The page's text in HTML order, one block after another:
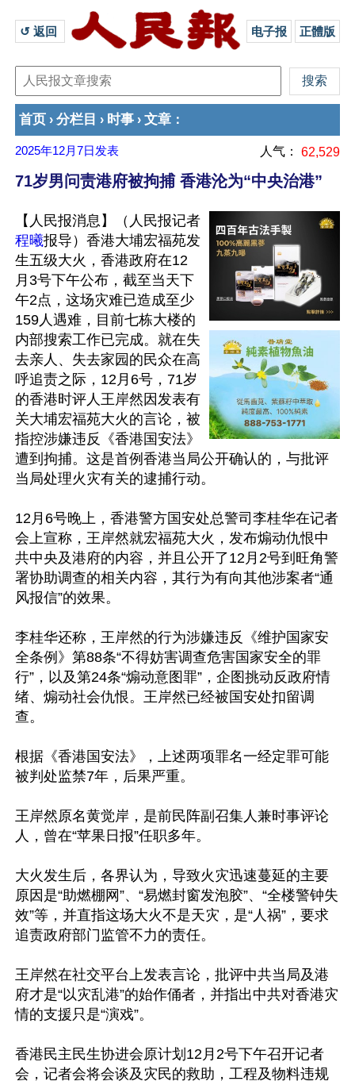
↺ 返回 电子报 正體版
首页 › 分栏目 › 时事 › 文章 ：
2025年12月7日 发表 人气： 62,529
71岁男问责港府被拘捕 香港沦为“中央治港”
【人民报消息】（人民报记者
程曦报导）香港大埔宏福苑发
生五级大火，香港政府在12
月3号下午公布，截至当天下
午2点，这场灾难已造成至少
159人遇难，目前七栋大楼的
内部搜索工作已完成。就在失
去亲人、失去家园的民众在高
呼追责之际，12月6号，71岁
的香港时评人王岸然因发表有
关大埔宏福苑大火的言论，被
指控涉嫌违反《香港国安法》
遭到拘捕。这是首例香港当局公开确认的，与批评
当局处理火灾有关的逮捕行动。
12月6号晚上，香港警方国安处总警司李桂华在记者
会上宣称，王岸然就宏福苑大火，发布煽动仇恨中
共中央及港府的内容，并且公开了12月2号到旺角警
署协助调查的相关内容，其行为有向其他涉案者“通
风报信”的效果。
李桂华还称，王岸然的行为涉嫌违反《维护国家安
全条例》第88条“不得妨害调查危害国家安全的罪
行”，以及第24条“煽动意图罪”，企图挑动反政府情
绪、煽动社会仇恨。王岸然已经被国安处扣留调
查。
根据《香港国安法》，上述两项罪名一经定罪可能
被判处监禁7年，后果严重。
王岸然原名黄觉岸，是前民阵副召集人兼时事评论
人，曾在“苹果日报”任职多年。
大火发生后，各界认为，导致火灾迅速蔓延的主要
原因是“助燃棚网”、“易燃封窗发泡胶”、“全楼警钟失
效”等，并直指这场大火不是天灾，是“人祸”，要求
追责政府部门监管不力的责任。
王岸然在社交平台上发表言论，批评中共当局及港
府才是“以灾乱港”的始作俑者，并指出中共对香港灾
情的支援只是“演戏”。
香港民主民生协进会原计划12月2号下午召开记者
会，记者会将会谈及灾民的救助，工程及物料违规